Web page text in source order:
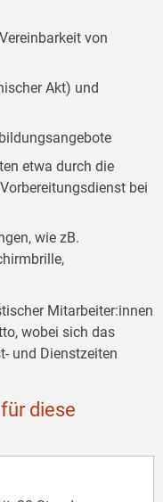
von
Akt) und
etwa durch die
bei
wie zB.
Mitarbeiter:innen
wobei sich das
und Dienstzeiten
diese